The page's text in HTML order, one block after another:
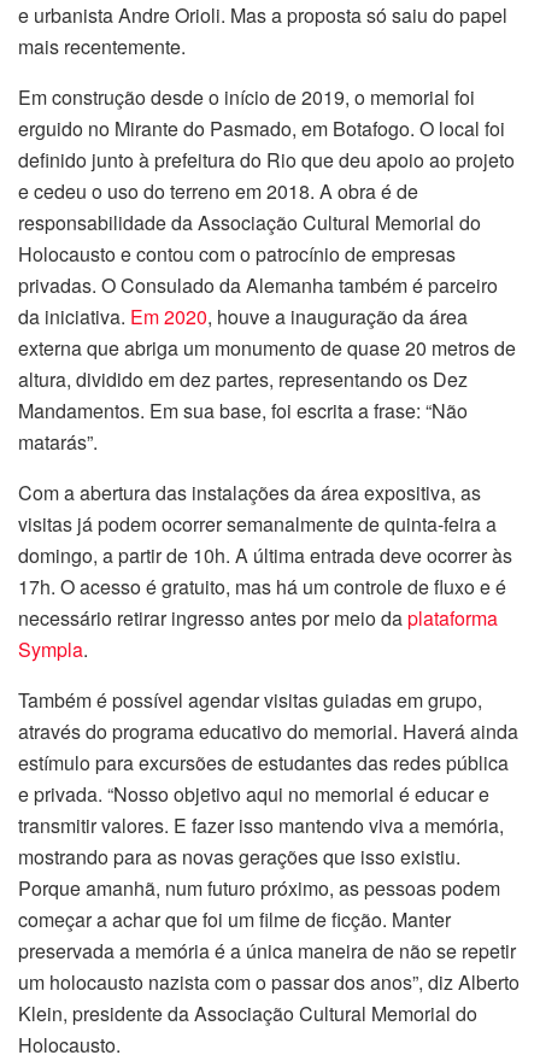
e urbanista Andre Orioli. Mas a proposta só saiu do papel
mais recentemente.
Em construção desde o início de 2019, o memorial foi
erguido no Mirante do Pasmado, em Botafogo. O local foi
definido junto à prefeitura do Rio que deu apoio ao projeto
e cedeu o uso do terreno em 2018. A obra é de
responsabilidade da Associação Cultural Memorial do
Holocausto e contou com o patrocínio de empresas
privadas. O Consulado da Alemanha também é parceiro
da iniciativa. Em 2020, houve a inauguração da área
externa que abriga um monumento de quase 20 metros de
altura, dividido em dez partes, representando os Dez
Mandamentos. Em sua base, foi escrita a frase: “Não
matarás”.
Com a abertura das instalações da área expositiva, as
visitas já podem ocorrer semanalmente de quinta-feira a
domingo, a partir de 10h. A última entrada deve ocorrer às
17h. O acesso é gratuito, mas há um controle de fluxo e é
necessário retirar ingresso antes por meio daplataforma
Sympla.
Também é possível agendar visitas guiadas em grupo,
através do programa educativo do memorial. Haverá ainda
estímulo para excursões de estudantes das redes pública
e privada. “Nosso objetivo aqui no memorial é educar e
transmitir valores. E fazer isso mantendo viva a memória,
mostrando para as novas gerações que isso existiu.
Porque amanhã, num futuro próximo, as pessoas podem
começar a achar que foi um filme de ficção. Manter
preservada a memória é a única maneira de não se repetir
um holocausto nazista com o passar dos anos”, diz Alberto
Klein, presidente da Associação Cultural Memorial do
Holocausto.